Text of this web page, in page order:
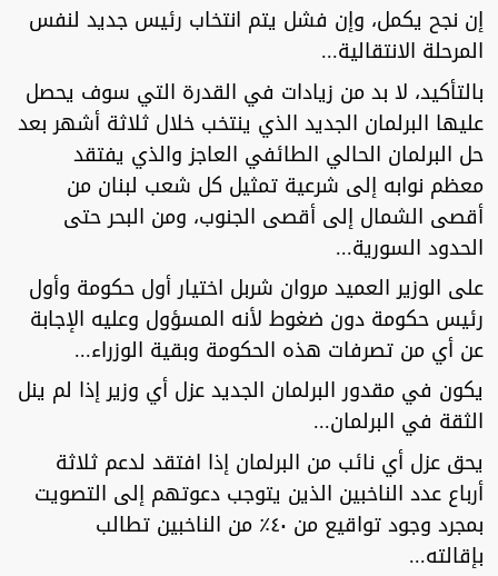
إن نجح يكمل، وإن فشل يتم انتخاب رئيس جديد لنفس
المرحلة الانتقالية...
بالتأكيد، لا بد من زيادات في القدرة التي سوف يحصل
عليها البرلمان الجديد الذي ينتخب خلال ثلاثة أشهر بعد
حل البرلمان الحالي الطائفي العاجز والذي يفتقد
معظم نوابه إلى شرعية تمثيل كل شعب لبنان من
أقصى الشمال إلى أقصى الجنوب، ومن البحر حتى
الحدود السورية...
على الوزير العميد مروان شربل اختيار أول حكومة وأول
رئيس حكومة دون ضغوط لأنه المسؤول وعليه الإجابة
عن أي من تصرفات هذه الحكومة وبقية الوزراء...
يكون في مقدور البرلمان الجديد عزل أي وزير إذا لم ينل
الثقة في البرلمان...
يحق عزل أي نائب من البرلمان إذا افتقد لدعم ثلاثة
أرباع عدد الناخبين الذين يتوجب دعوتهم إلى التصويت
بمجرد وجود تواقيع من ٤٠٪ من الناخبين تطالب
بإقالته...